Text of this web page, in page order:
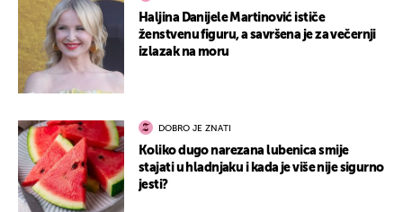
Haljina Danijele Martinović ističe
ženstvenu figuru, a savršena je za večernji
izlazak na moru
DOBRO JE ZNATI
Koliko dugo narezana lubenica smije
stajati u hladnjaku i kada je više nije sigurno
jesti?